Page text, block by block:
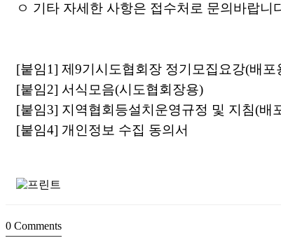
ㅇ 기타 자세한 사항은 접수처로 문의바랍니
[붙임1] 제 9기시도협회장 정기모집요강(배포
[붙임2] 서식모음(시도협회장용)
[붙임3] 지역협회등설치운영규정 및 지침(배
[붙임4] 개인정보 수집 동의서
0 Comments